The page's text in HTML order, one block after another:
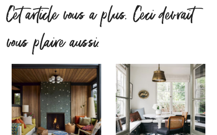
Cet article vous a plus. Ceci devrait
vous plaire aussi.